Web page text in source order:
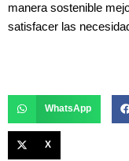
manera sostenible
satisfacer las
WhatsApp
X